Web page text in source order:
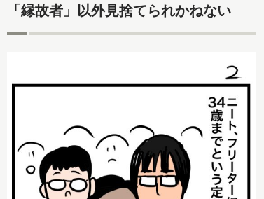
「縁故者」以外見捨てられかねない